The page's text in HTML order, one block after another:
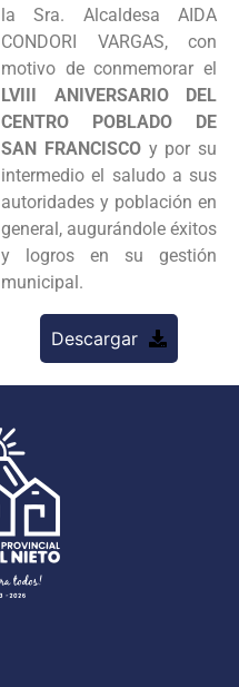
Programas
Intranet
la Sra. Alcaldesa AIDA
CONDORI VARGAS, con
motivo de conmemorar el
LVIII ANIVERSARIO DEL
CENTRO POBLADO DE
SAN FRANCISCOy por su
intermedio el saludo a sus
autoridades y población en
general, augurándole éxitos
y logros en su gestión
municipal.
Descargar